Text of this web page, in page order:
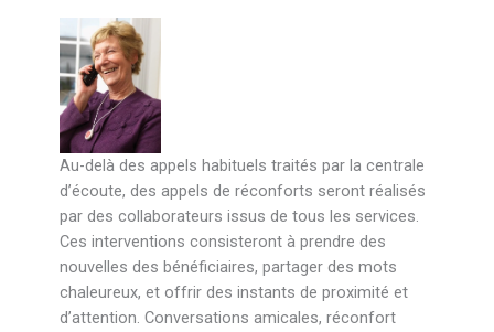
Au-delà des appels habituels traités par la centrale
d’écoute, des appels de réconforts seront réalisés
par des collaborateurs issus de tous les services.
Ces interventions consisteront à prendre des
nouvelles des bénéficiaires, partager des mots
chaleureux, et offrir des instants de proximité et
d’attention. Conversations amicales, réconfort